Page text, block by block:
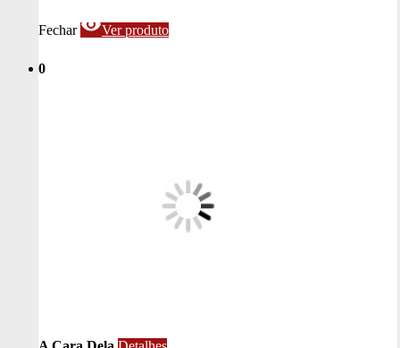
Fechar visibilityVer produto
0